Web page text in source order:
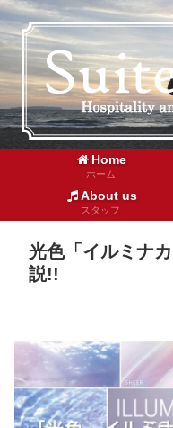
Home
ホーム
About us
スタッフ
光色「イルミナ
説!!